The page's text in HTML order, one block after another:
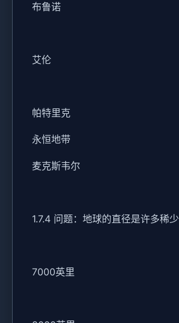
布鲁诺
艾伦
帕特里克
永恒地带
麦克斯韦尔
1.7.4 问题：地球的直径是许多稀少
7000英里